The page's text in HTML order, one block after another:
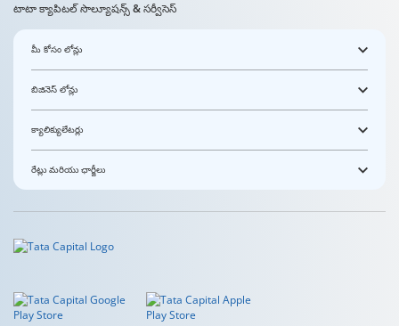
టాటా క్యాపిటల్ సొల్యూషన్స్ & సర్వీసెస్
మీ కోసం లోన్లు
బిజినెస్ లోన్లు
క్యాలిక్యులేటర్లు
రేట్లు మరియు ఛార్జీలు